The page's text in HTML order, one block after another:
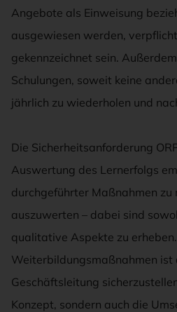
Angebote als Einweisung
ausgewiesen werden,
gekennzeichnet sein.
Schulungen, soweit keine
jährlich zu wiederholen und
Die Sicherheitsanforderung
Auswertung des Lernerfolgs
durchgeführter Maßnahmen zu
auszuwerten – dabei sind
qualitative Aspekte zu
Weiterbildungsmaßnahmen ist
Geschäftsleitung
Konzept, sondern auch die